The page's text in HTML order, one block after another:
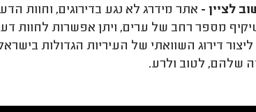
לציין - אתר מידרג לא נגע בדירוגים, וחוות
מספר רחב של ערים, ויתן אפשרות לחוות
ליצור דירוג השוואתי של העיריות הגדולות
שלהם, לטוב ולרע.